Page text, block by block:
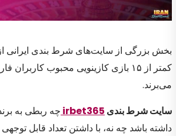
بخش بزرگی از سایت‌های شرط بندی ایرانی
کمتر از ۱۵ بازی کازینویی محبوب
می‌برند.
سایت شرط بندی irbet365
داشته باشد چه نه، با داشتن تعداد قابل توجهی